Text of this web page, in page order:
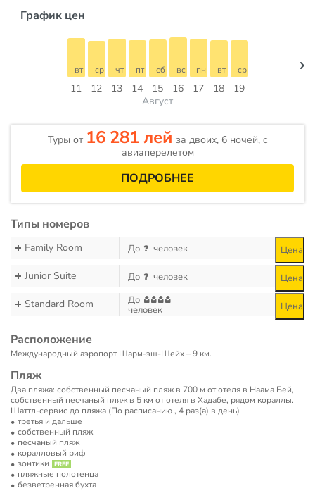
График цен
11
вт
12
ср
13
чт
14
пт
15
сб
16
вс
17
пн
18
вт
19
ср
Август
Туры от 16 281 лей за двоих, 6 ночей, c
авиаперелетом
ПОДРОБНЕЕ
Типы номеров
Family Room До человек Цена
Junior Suite До человек Цена
Standard Room До
человек Цена
Расположение
Международный аэропорт Шарм-эш-Шейх – 9 км.
Пляж
Два пляжа: собственный песчаный пляж в 700 м от отеля в Наама Бей,
собственный песчаный пляж в 5 км от отеля в Хадабе, рядом кораллы.
Шаттл-сервис до пляжа (По расписанию , 4 раз(а) в день)
третья и дальше
собственный пляж
песчаный пляж
коралловый риф
зонтики
пляжные полотенца
безветренная бухта